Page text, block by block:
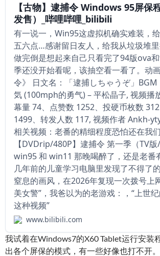
【古物】逮捕令 Windows 95屏保
发售）_哔哩哔哩_bilibili
有一说一，Win95这虚拟机确实难装，
五六点…感谢留日友人，给我从垃圾堆
做完倒是想起来自己只看完了94版ova
季还没开始看呢，该抽空看一看了。动
令》 日文名：「逮捕しちゃうぞ」
気 (100mph的勇气) – 平松晶子, 视频播
幕量 74、点赞数 1252、投硬币枚数
1499、转发人数 117, 视频作者 Ankh-
相关视频：老番的精细程度恐怕还在我
【DVDrip/480P】逮捕令 第一季（TV
win95 和 win11 那晚喝醉了，还是老番
几年前的儿童学习电脑里发现了不得了
窒息的画风，在2026年复现一次拨号上
美女警”，我爸以为的老游戏：，“上世
这种视频”
www.bilibili.com
我试着在Windows7的X60 Tablet运行安装
出各个屏保的模式，有一些好像也打不开。